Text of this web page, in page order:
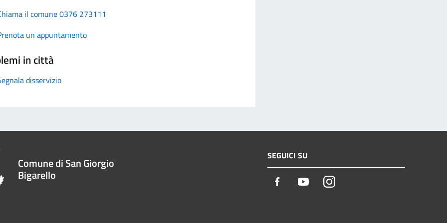
il comune 0376 273111
un appuntamento
in città
disservizio
Comune di San Giorgio
Bigarello
SEGUICI SU
Facebook YoutubeInstagram